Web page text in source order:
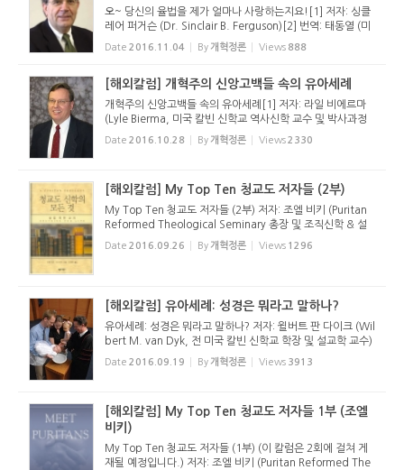
오~ 당신의 율법을 제가 얼마나 사랑하는지요![1] 저자: 싱클
레어 퍼거슨 (Dr. Sinclair B. Ferguson)[2] 번역: 태동열 (미
국 칼빈 신학교 조직신학 박사과정 중) 2015년 10월에 있었
던 프로 골퍼 협의회 (PGA) 투어 토너먼트 경기에서, 벤 크레
Date 2016.11.04 By 개혁정론 Views 888
[해외칼럼] 개혁주의 신앙고백들 속의 유아세례
개혁주의 신앙고백들 속의 유아세례[1] 저자: 라일 비에르마
(Lyle Bierma, 미국 칼빈 신학교 역사신학 교수 및 박사과정
학장) 번역: 태동열 (미국 칼빈 신학교 조직신학 박사과정 중)
침례교 그리스도인들과 개혁교회 그리스도인들은 많은 동일
Date 2016.10.28 By 개혁정론 Views2330
[해외칼럼] My Top Ten 청교도 저자들 (2부)
My Top Ten 청교도 저자들 (2부) 저자: 조엘 비키 (Puritan
Reformed Theological Seminary 총장 및 조직신학 & 설
교학 교수) 번역: 태동열 (미국 칼빈 신학교 조직신학 박사과정
중) 4. 조나단 에드워즈 (Jonathan Edwards, 1703-1758).
Date 2016.09.26 By 개혁정론 Views 1296
[해외칼럼] 유아세례: 성경은 뭐라고 말하나?
유아세례: 성경은 뭐라고 말하나? 저자: 윌버트 판 다이크 (Wil
bert M. van Dyk, 전 미국 칼빈 신학교 학장 및 설교학 교수)
번역: 태동열 (미국 칼빈 신학교 조직신학 박사과정 중) 교회에
서 드려지는 주일예배의 한 장면을 마음속에 그려보라. 세례반
Date 2016.09.19 By 개혁정론 Views 3913
[해외칼럼] My Top Ten 청교도 저자들 1부 (조엘
비키)
My Top Ten 청교도 저자들 (1부) (이 칼럼은 2회에 걸쳐 게
재될 예정입니다.) 저자: 조엘 비키 (Puritan Reformed The